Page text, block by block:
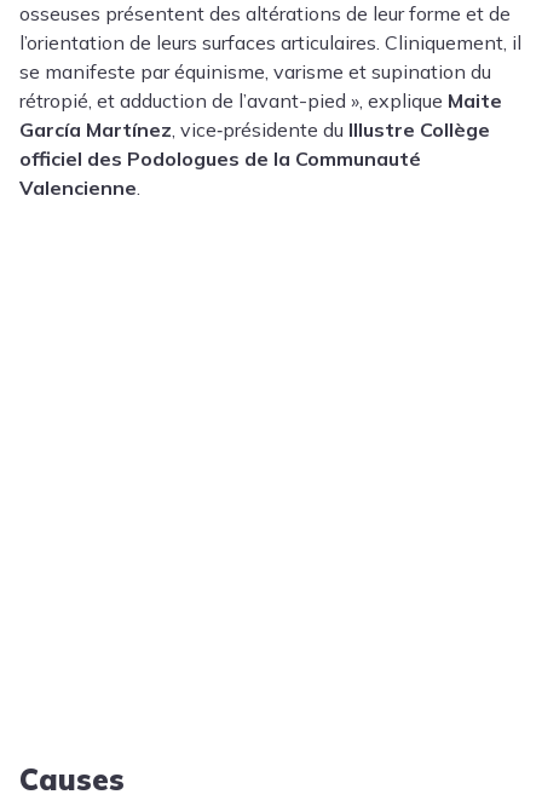
osseuses présentent des altérations de leur forme et de
l’orientation de leurs surfaces articulaires. Cliniquement, il
se manifeste par équinisme, varisme et supination du
rétropié, et adduction de l’avant-pied », explique Maite
García Martínez, vice‑présidente du Illustre Collège
officiel des Podologues de la Communauté
Valencienne.
Causes